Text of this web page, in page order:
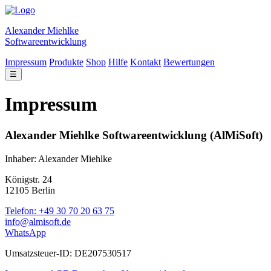
Alexander Miehlke
Softwareentwicklung
Impressum Produkte Shop Hilfe Kontakt Bewertungen
☰
Impressum
Alexander Miehlke Softwareentwicklung (AlMiSoft)
Inhaber: Alexander Miehlke
Königstr. 24
12105 Berlin
Telefon: +49 30 70 20 63 75
info@almisoft.de
WhatsApp
Umsatzsteuer-ID: DE207530517